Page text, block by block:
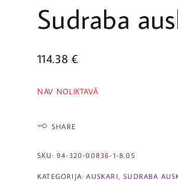
Sudraba
114.38 €
NAV NOLIKTAVĀ
SHARE
SKU: 94-320-00836-1-8.05
KATEGORIJA:AUSKARI ,SUDRABA